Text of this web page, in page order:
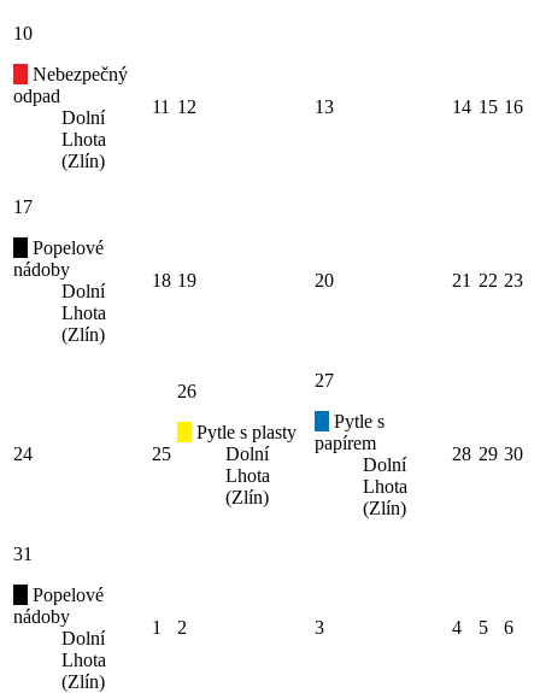
10
Nebezpečný
odpad
Dolní
Lhota
(Zlín)
11 12 13 14 15 16
17
Popelové
nádoby
Dolní
Lhota
(Zlín)
18 19 20 21 22 23
24 25
26
Pytle s plasty
Dolní
Lhota
(Zlín)
27
Pytle s
papírem
Dolní
Lhota
(Zlín)
28 29 30
31
Popelové
nádoby
Dolní
Lhota
(Zlín)
1 2 3 4 5 6